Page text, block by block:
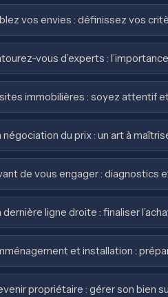
vos envies : définissez vos
vous d’experts :
immobilières : soyez attentif
négociation du prix : un art à
de vous engager : diagnostics
dernière ligne droite : finaliser
et installation :
propriétaire : gérer son bien